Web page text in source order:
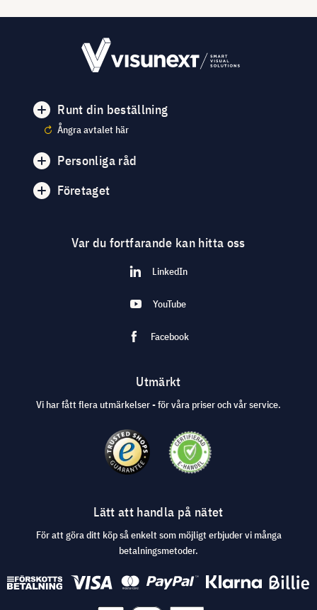
Runt din beställning
Ångra avtalet här
Personliga råd
Företaget
Var du fortfarande kan hitta oss
LinkedIn
YouTube
Facebook
Utmärkt
Vi har fått flera utmärkelser - för våra priser och vår service.
Lätt att handla på nätet
För att göra ditt köp så enkelt som möjligt erbjuder vi många
betalningsmetoder.